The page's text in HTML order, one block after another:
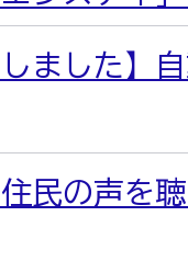
しました】
民の声を